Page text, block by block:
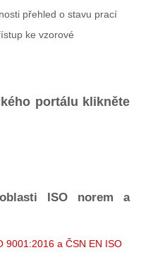
přehled o stavu prací
ke vzorové
portálu klikněte
ISO norem a
9001:2016 a ČSN EN ISO